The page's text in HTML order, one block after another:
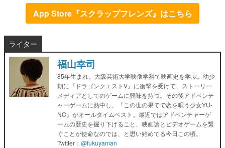
App Store『スクラップフレンズ』はこちら
ライター
福山幸司
85年生まれ。大阪芸術大学映像学科で映画史を学ぶ。幼少
期に『ドラゴンクエストV』に衝撃を受けて、ストーリー
メディアとしてのゲームに興味を持つ。その後アドベンチ
ャーゲームに熱中し、『この世の果てで恋を唄う少女YU-
NO』がオールタイムベスト。最近ではアドベンチャーゲ
ームの歴史を掘り下げること、映画論とビデオゲームを繋
ぐことが使命なのでは、と思い始めてる今日この頃。
Twitter： @fukuyaman